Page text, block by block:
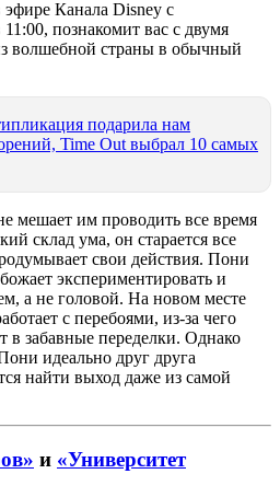
Канала Disney с
познакомит вас с двумя
волшебной страны в обычный
подарила нам
Time Out выбрал 10 самых
мешает им проводить все время
склад ума, он старается все
свои действия. Пони
экспериментировать и
а не головой. На новом месте
с перебоями, из-за чего
в забавные переделки. Однако
идеально друг друга
найти выход даже из самой
и «Университет